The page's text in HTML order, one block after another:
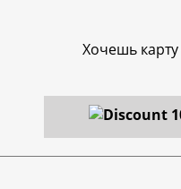
Хочешь карту